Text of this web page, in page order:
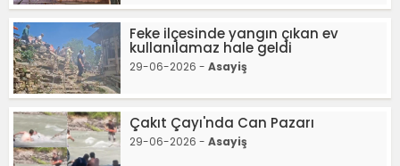
Feke ilçesinde yangın çıkan ev
kullanılamaz hale geldi
29-06-2026 - Asayiş
Çakıt Çayı'nda Can Pazarı
29-06-2026 - Asayiş